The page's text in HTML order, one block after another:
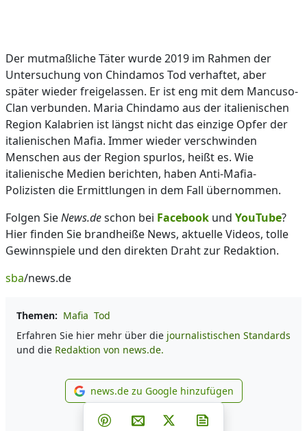
Der mutmaßliche Täter wurde 2019 im Rahmen der
Untersuchung von Chindamos Tod verhaftet, aber
später wieder freigelassen. Er ist eng mit dem Mancuso-
Clan verbunden. Maria Chindamo aus der italienischen
Region Kalabrien ist längst nicht das einzige Opfer der
italienischen Mafia. Immer wieder verschwinden
Menschen aus der Region spurlos, heißt es. Wie
italienische Medien berichten, haben Anti-Mafia-
Polizisten die Ermittlungen in dem Fall übernommen.
Folgen SieNews.deschon bei Facebook und YouTube?
Hier finden Sie brandheiße News, aktuelle Videos, tolle
Gewinnspiele und den direkten Draht zur Redaktion.
sba/news.de
Themen: Mafia Tod
Erfahren Sie hier mehr über die journalistischen Standards
und die Redaktion von news.de.
news.de zu Google
news.de zu Google hinzufügen
Teilen auf Facebook
Teilen auf Whatsapp
Teilen auf Telegram
Teilen auf Pinterest
Per E-Mail teilen
Post auf X